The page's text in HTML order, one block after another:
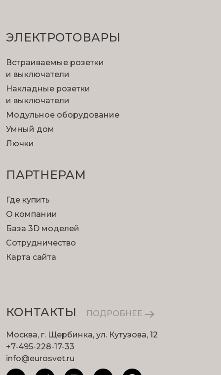
ЭЛЕКТРОТОВАРЫ
Встраиваемые розетки
и выключатели
Накладные розетки
и выключатели
Модульное оборудование
Умный дом
Лючки
ПАРТНЕРАМ
Где купить
О компании
База 3D моделей
Сотрудничество
Карта сайта
КОНТАКТЫ ПОДРОБНЕЕ
Москва, г. Щербинка, ул. Кутузова, 12
+7-495-228-17-33
info@eurosvet.ru